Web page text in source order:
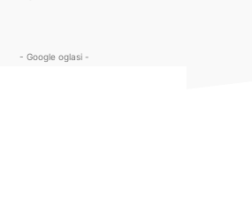
- Google oglasi -